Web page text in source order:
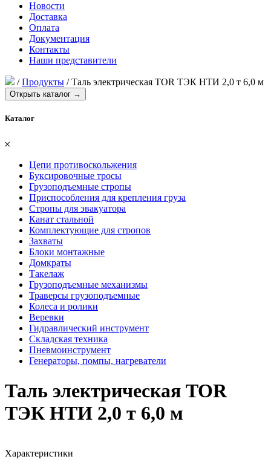
Новости
Доставка
Оплата
Документация
Контакты
Наши представители
/Продукты /Таль электрическая TOR ТЭК НТИ 2,0 т 6,0 м
Открыть каталог →
Каталог
𐄂
Цепи противоскольжения
Буксировочные тросы
Грузоподъемные стропы
Приспособления для крепления груза
Стропы для эвакуатора
Канат стальной
Комплектующие для стропов
Захваты
Блоки монтажные
Домкраты
Такелаж
Грузоподъемные механизмы
Траверсы грузоподъемные
Колеса и ролики
Веревки
Гидравлический инструмент
Складская техника
Пневмоинструмент
Генераторы, помпы, нагреватели
Таль электрическая TOR
ТЭК НТИ 2,0 т 6,0 м
Характеристики